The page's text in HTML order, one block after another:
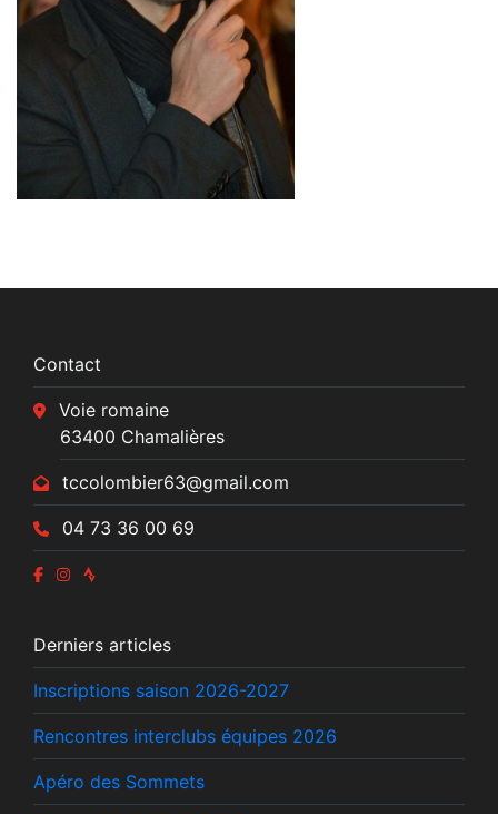
Contact
Voie romaine
63400 Chamalières
tccolombier63@gmail.com
04 73 36 00 69
Derniers articles
Inscriptions saison 2026-2027
Rencontres interclubs équipes 2026
Apéro des Sommets